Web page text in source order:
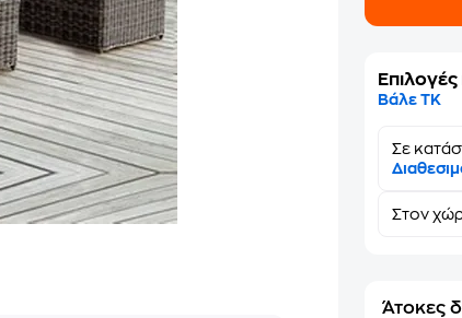
Βάλε ΤΚ
Σε
Στον
Άτοκες